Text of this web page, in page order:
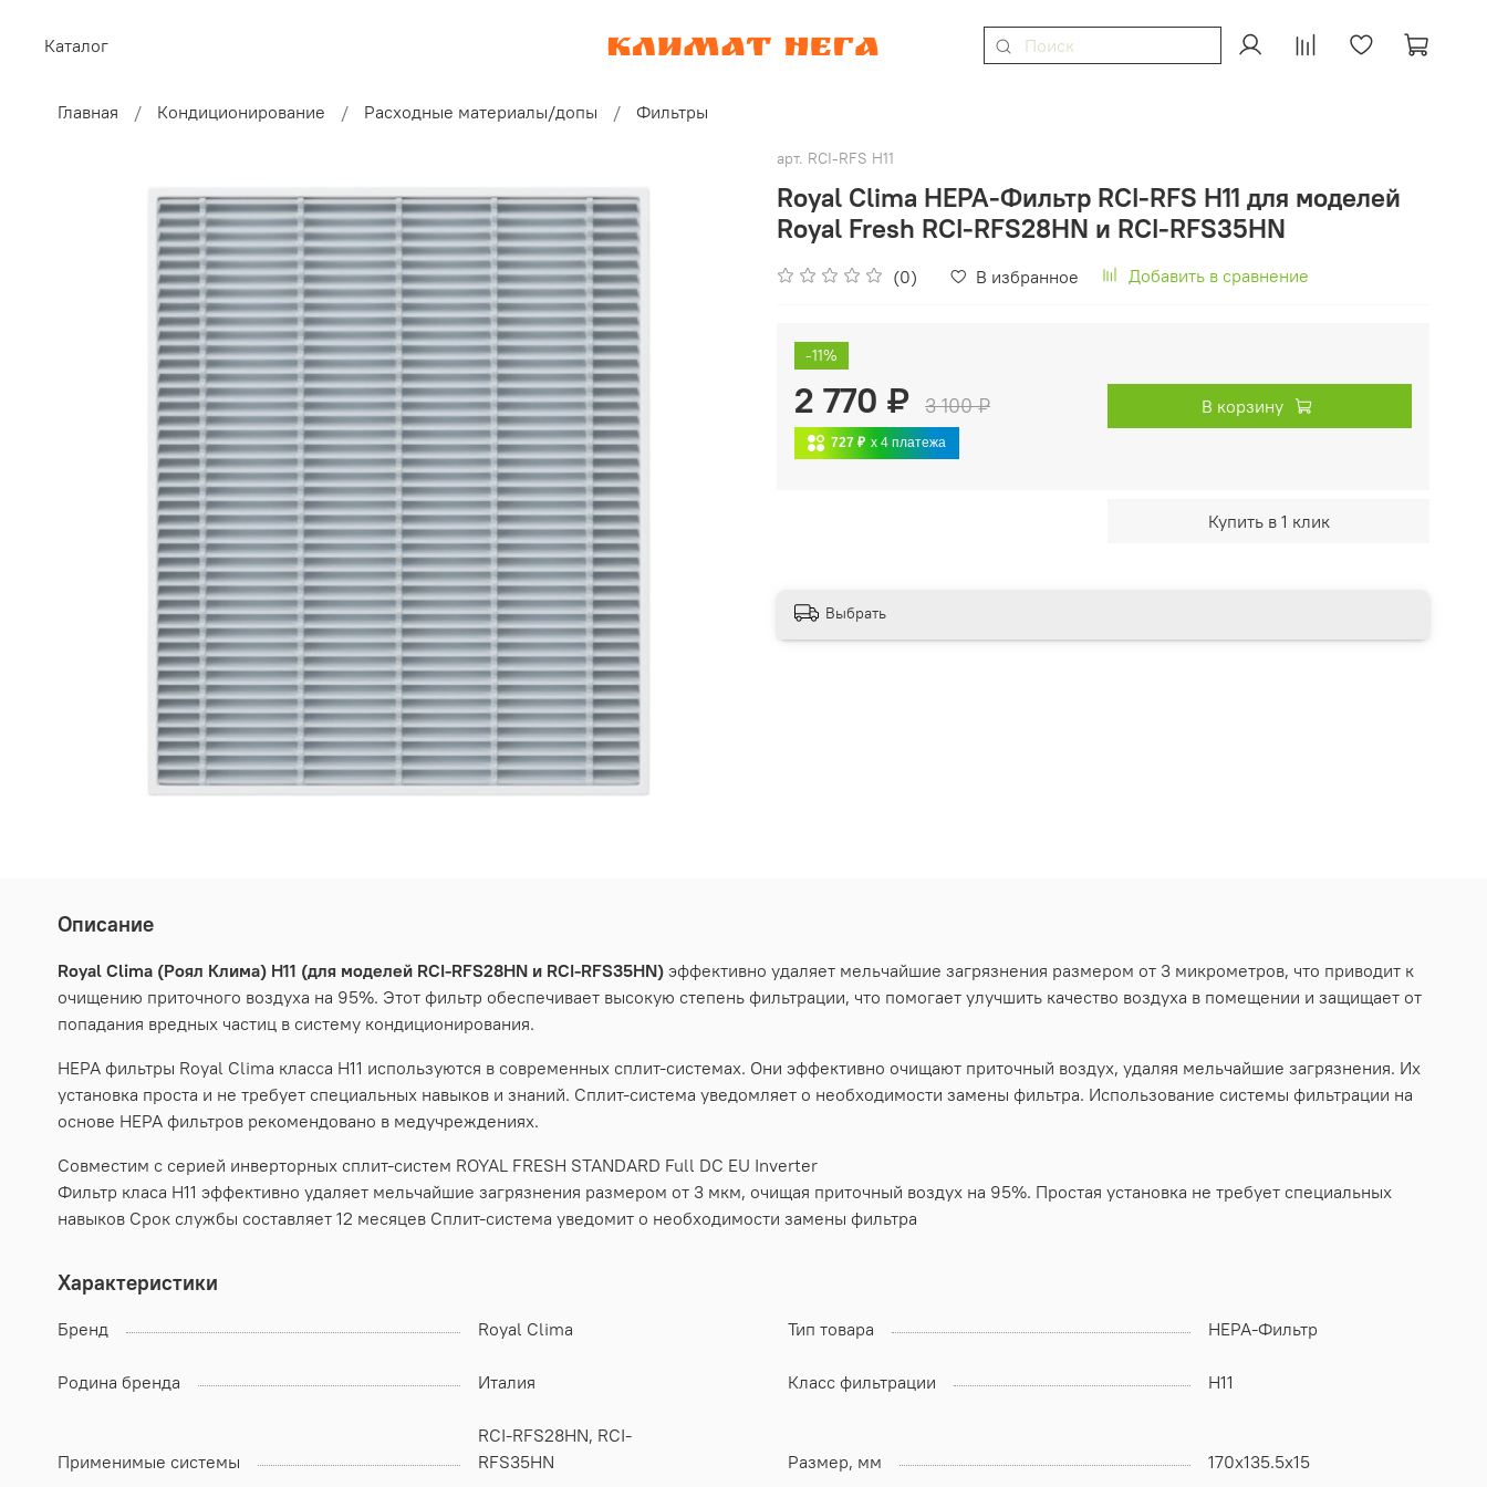
Каталог
Главная Кондиционирование Расходные материалы/допы Фильтры
арт. RCI-RFS H11
Royal Clima HEPA-Фильтр RCI-RFS H11 для моделей
Royal Fresh RCI-RFS28HN и RCI-RFS35HN
(0) В избранное Добавить в сравнение
-11%
2 770 ₽ 3 100 ₽
727 ₽ x 4 платежа
В корзину
Купить в 1 клик
Выбрать
Описание
Royal Clima (Роял Клима) H11 (для моделей RCI-RFS28HN и RCI-RFS35HN) эффективно удаляет мельчайшие загрязнения размером от 3 микрометров, что приводит к
очищению приточного воздуха на 95%. Этот фильтр обеспечивает высокую степень фильтрации, что помогает улучшить качество воздуха в помещении и защищает от
попадания вредных частиц в систему кондиционирования.
HEPA фильтры Royal Clima класса H11 используются в современных сплит-системах. Они эффективно очищают приточный воздух, удаляя мельчайшие загрязнения. Их
установка проста и не требует специальных навыков и знаний. Сплит-система уведомляет о необходимости замены фильтра. Использование системы фильтрации на
основе НЕРА фильтров рекомендовано в медучреждениях.
Совместим с серией инверторных сплит-систем ROYAL FRESH STANDARD Full DC EU Inverter
Фильтр класа H11 эффективно удаляет мельчайшие загрязнения размером от 3 мкм, очищая приточный воздух на 95%. Простая установка не требует специальных
навыков Срок службы составляет 12 месяцев Сплит-система уведомит о необходимости замены фильтра
Характеристики
Бренд Royal Clima Тип товара HEPA-Фильтр
Родина бренда Италия Класс фильтрации H11
Применимые системы
RCI-RFS28HN, RCI-
RFS35HN
Размер, мм 170x135.5x15